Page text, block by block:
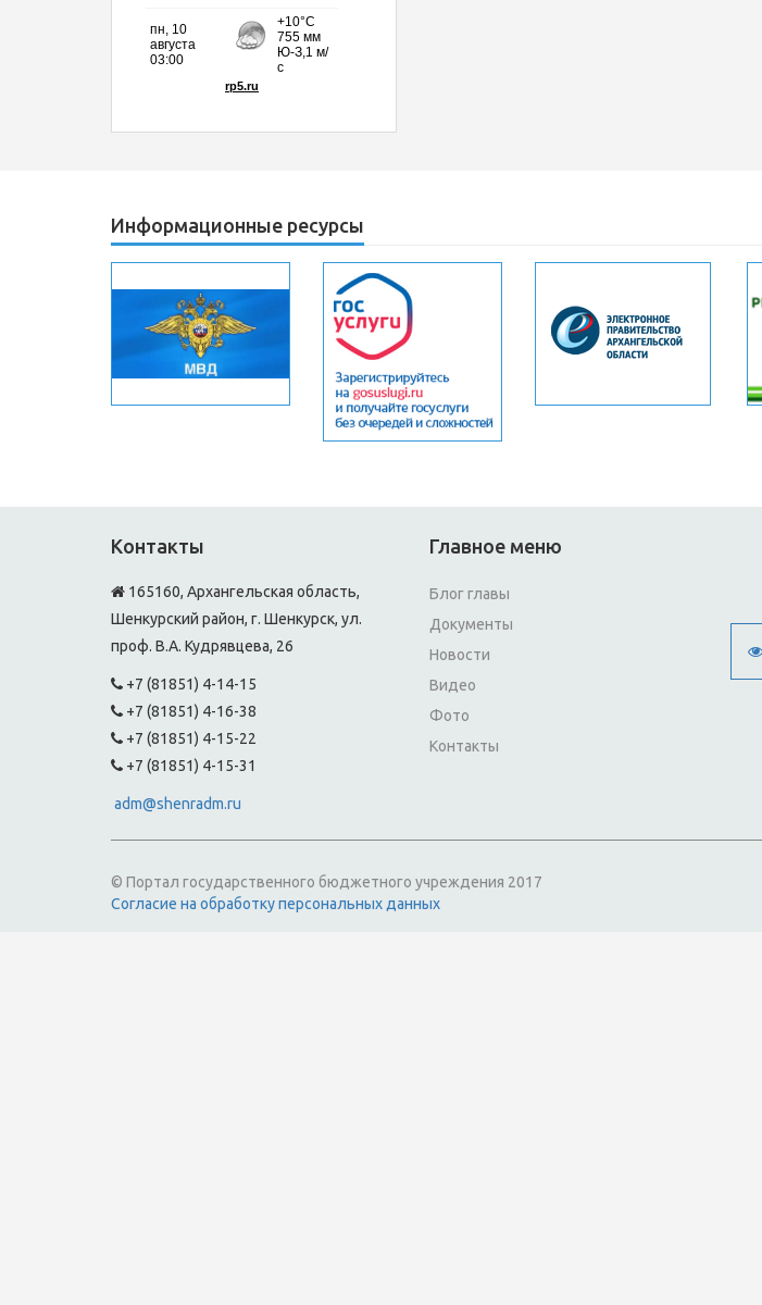
Информационные ресурсы
Контакты
165160, Архангельская область,
Шенкурский район, г. Шенкурск, ул.
проф. В.А. Кудрявцева, 26
+7 (81851) 4-14-15
+7 (81851) 4-16-38
+7 (81851) 4-15-22
+7 (81851) 4-15-31
adm@shenradm.ru
Главное меню
Блог главы
Документы
Новости
Видео
Фото
Контакты
© Портал государственного бюджетного учреждения 2017
Согласие на обработку персональных данных